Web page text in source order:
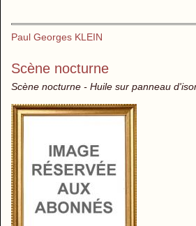
Paul Georges KLEIN
Scène nocturne
Scène nocturne - Huile sur panneau